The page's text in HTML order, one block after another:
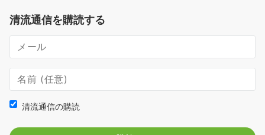
清流通信を購読する
清流通信の購読